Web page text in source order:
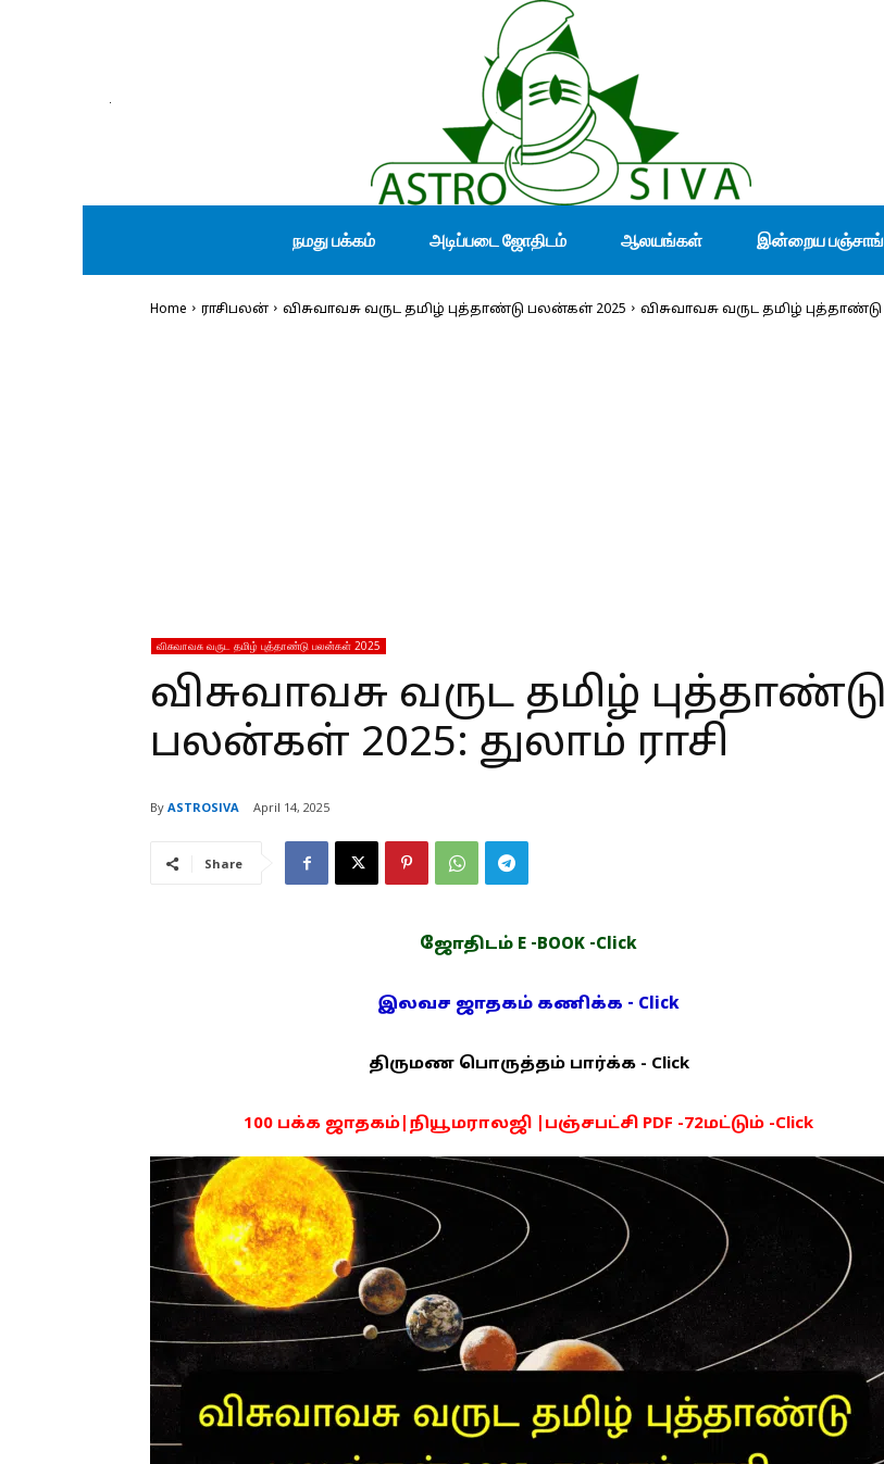
நமது பக்கம் அடிப்படை ஜோதிடம் ஆலயங்கள் இன்றைய
Home ராசிபலன் விசுவாவசு வருட தமிழ் புத்தாண்டு பலன்கள் 2025 விசுவாவசு வருட தமிழ்
விசுவாவசு வருட தமிழ் புத்தாண்டு பலன்கள் 2025
விசுவாவசு வருட தமிழ் புத்தாண்டு
பலன்கள் 2025: துலாம் ராசி
By ASTROSIVA April 14, 2025
Share
ஜோதிடம் E -BOOK -Click
இலவச ஜாதகம் கணிக்க - Click
திருமண பொருத்தம் பார்க்க - Click
100 பக்க ஜாதகம்|நியூமராலஜி |பஞ்சபட்சி PDF -72மட்டும் -Click